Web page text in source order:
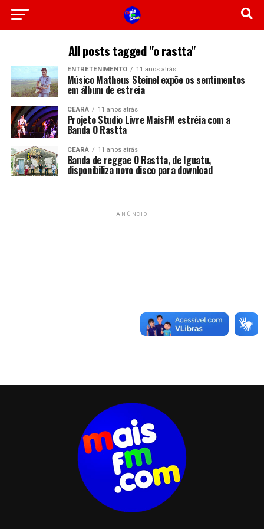
All posts tagged "o rastta"
ENTRETENIMENTO 11 anos atrás
Músico Matheus Steinel expõe os sentimentos
em álbum de estreia
CEARÁ 11 anos atrás
Projeto Studio Livre MaisFM estréia com a
Banda O Rastta
CEARÁ 11 anos atrás
Banda de reggae O Rastta, de Iguatu,
disponibiliza novo disco para download
ANÚNCIO